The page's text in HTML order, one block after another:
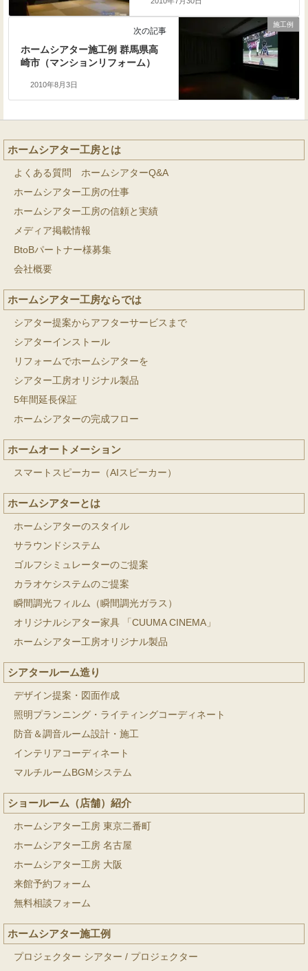
施工例
次の記事
ホームシアター施工例 群馬県高
崎市（マンションリフォーム）
2010年8月3日
ホームシアター工房とは
よくある質問 ホームシアターQ&A
ホームシアター工房の仕事
ホームシアター工房の信頼と実績
メディア掲載情報
BtoBパートナー様募集
会社概要
ホームシアター工房ならでは
シアター提案からアフターサービスまで
シアターインストール
リフォームでホームシアターを
シアター工房オリジナル製品
5年間延長保証
ホームシアターの完成フロー
ホームオートメーション
スマートスピーカー（AIスピーカー）
ホームシアターとは
ホームシアターのスタイル
サラウンドシステム
ゴルフシミュレーターのご提案
カラオケシステムのご提案
瞬間調光フィルム（瞬間調光ガラス）
オリジナルシアター家具 「CUUMA CINEMA」
ホームシアター工房オリジナル製品
シアタールーム造り
デザイン提案・図面作成
照明プランニング・ライティングコーディネート
防音＆調音ルーム設計・施工
インテリアコーディネート
マルチルームBGMシステム
ショールーム（店舗）紹介
ホームシアター工房 東京二番町
ホームシアター工房 名古屋
ホームシアター工房 大阪
来館予約フォーム
無料相談フォーム
ホームシアター施工例
プロジェクター シアター / プロジェクター